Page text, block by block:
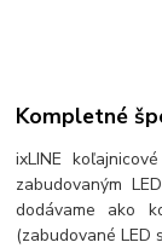
Kompletné
ixLINE
zabudovaným
dodávame ako
(zabudované LED